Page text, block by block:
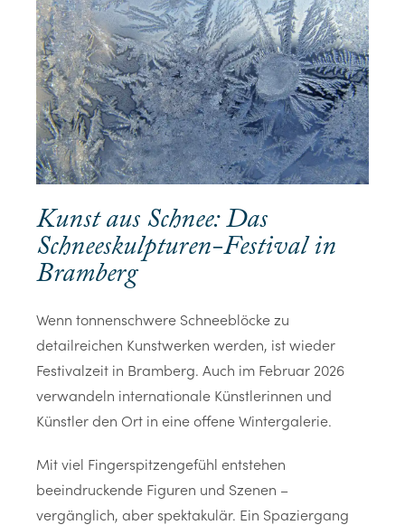
Kunst aus Schnee: Das
Schneeskulpturen-Festival in
Bramberg
Wenn tonnenschwere Schneeblöcke zu
detailreichen Kunstwerken werden, ist wieder
Festivalzeit in Bramberg. Auch im Februar 2026
verwandeln internationale Künstlerinnen und
Künstler den Ort in eine offene Wintergalerie.
Mit viel Fingerspitzengefühl entstehen
beeindruckende Figuren und Szenen –
vergänglich, aber spektakulär. Ein Spaziergang